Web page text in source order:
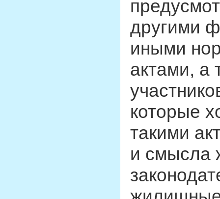
другими
иными
актами, а
которые
такими
и смысла